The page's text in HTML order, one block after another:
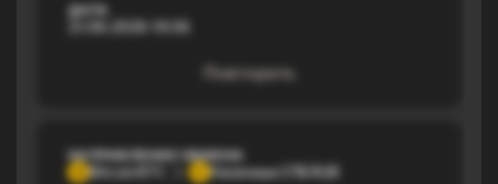
ДАТА
21.06.2026 19:36
Повторить
НАПРАВЛЕНИЕ ОБМЕНА
Bitcoin BTC Наличные СПБ RUB